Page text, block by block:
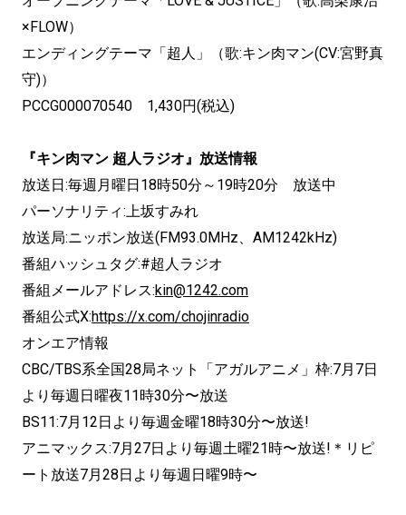
×FLOW）
エンディングテーマ「超人」（歌:キン肉マン(CV:宮野真
守)）
PCCG000070540 1,430円(税込)
『キン肉マン 超人ラジオ』放送情報
放送日:毎週月曜日18時50分～19時20分 放送中
パーソナリティ:上坂すみれ
放送局:ニッポン放送(FM93.0MHz、AM1242kHz)
番組ハッシュタグ:#超人ラジオ
番組メールアドレス:kin@1242.com
番組公式X:https://x.com/chojinradio
オンエア情報
CBC/TBS系全国28局ネット「アガルアニメ」枠:7月7日
より毎週日曜夜11時30分〜放送
BS11:7月12日より毎週金曜18時30分〜放送!
アニマックス:7月27日より毎週土曜21時〜放送!＊リピ
ート放送7月28日より毎週日曜9時〜